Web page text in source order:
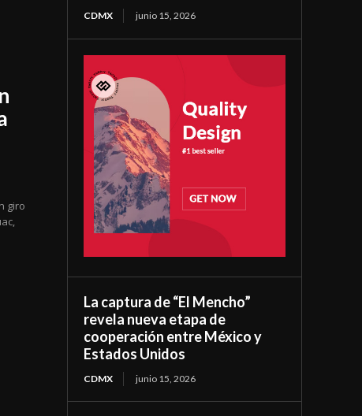
giro
CDMX junio 15, 2026
La captura de “El Mencho”
revela nueva etapa de
cooperación entre México y
Estados Unidos
CDMX junio 15, 2026